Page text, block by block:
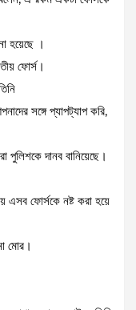
হয়েছে ।
ফোর্স।
সঙ্গে প্যাপট্যাপ করি,
দানব বানিয়েছে।
এসব ফোর্সকে নষ্ট করা হয়ে
মোর।